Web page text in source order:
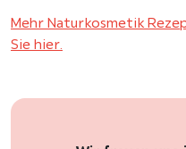
Mehr Naturkosmetik
Sie hier.